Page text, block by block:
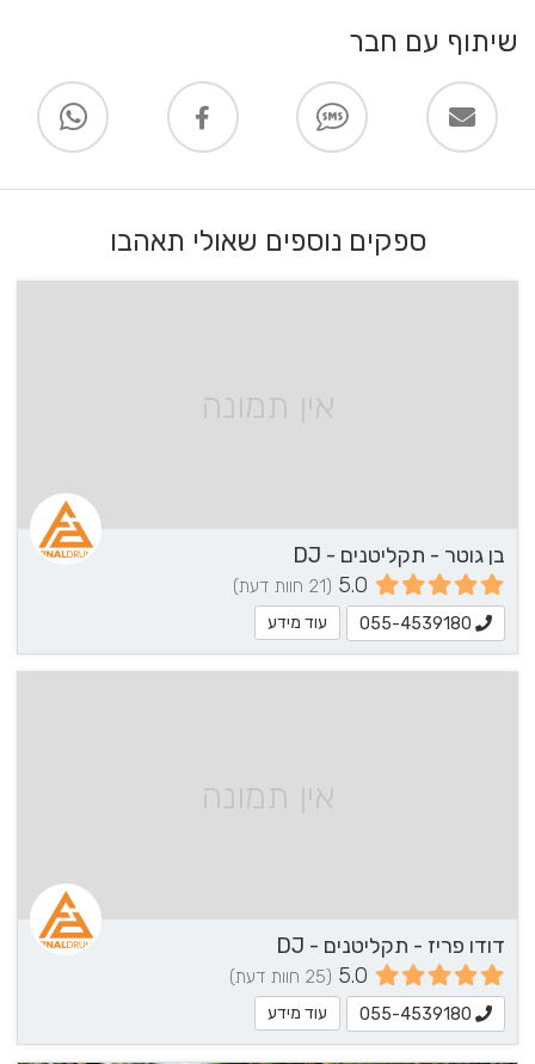
שיתוף עם חבר
ספקים נוספים שאולי תאהבו
אין תמונה
בן גוטר - תקליטנים - DJ
5.0 (21 חוות דעת)
055-4539180 עוד מידע
אין תמונה
דודו פריז - תקליטנים - DJ
5.0 (25 חוות דעת)
055-4539180 עוד מידע